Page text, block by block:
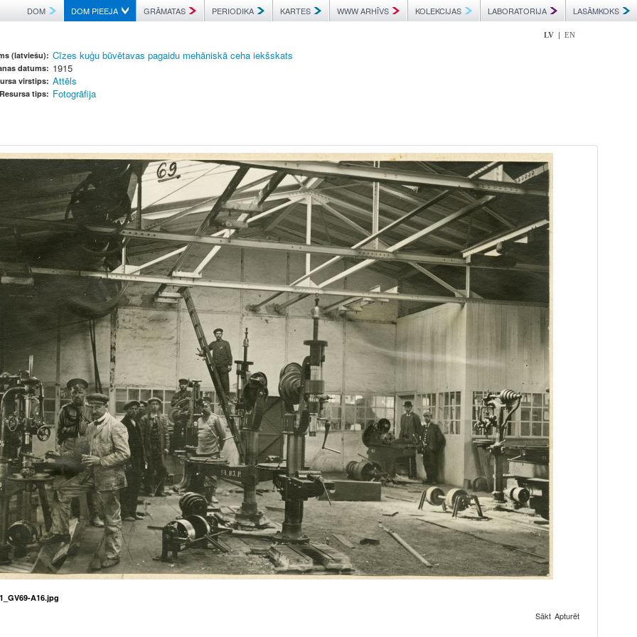
DOM DOM PIEEJA GRĀMATAS PERIODIKA KARTES WWW ARHĪVS KOLEKCIJAS LABORATORIJA LASĀMKOKS
LV | EN
(latviešu): Cīzes kuģu būvētavas pagaidu mehāniskā ceha iekšskats
datums: 1915
virstips: Attēls
Resursa tips: Fotogrāfija
A16.jpg
Sākt Apturēt